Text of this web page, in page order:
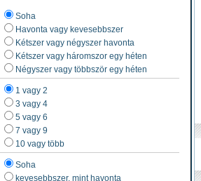
Soha
Havonta vagy kevesebbszer
Kétszer vagy négyszer havonta
Kétszer vagy háromszor egy héten
Négyszer vagy többször egy héten
1 vagy 2
3 vagy 4
5 vagy 6
7 vagy 9
10 vagy több
Soha
kevesebbszer, mint havonta